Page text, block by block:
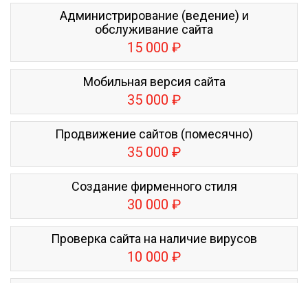
Администрирование (ведение) и
обслуживание сайта
15 000 ₽
Мобильная версия сайта
35 000 ₽
Продвижение сайтов (помесячно)
35 000 ₽
Создание фирменного стиля
30 000 ₽
Проверка сайта на наличие вирусов
10 000 ₽